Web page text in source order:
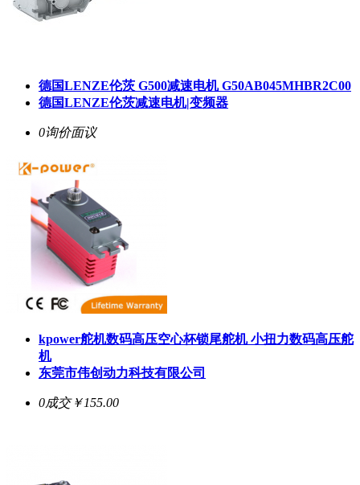
德国LENZE伦茨 G500减速电机 G50AB045MHBR2C00
德国LENZE伦茨减速电机|变频器
0询价面议
kpower舵机数码高压空心杯锁尾舵机 小扭力数码高压舵
机
东莞市伟创动力科技有限公司
0成交￥155.00